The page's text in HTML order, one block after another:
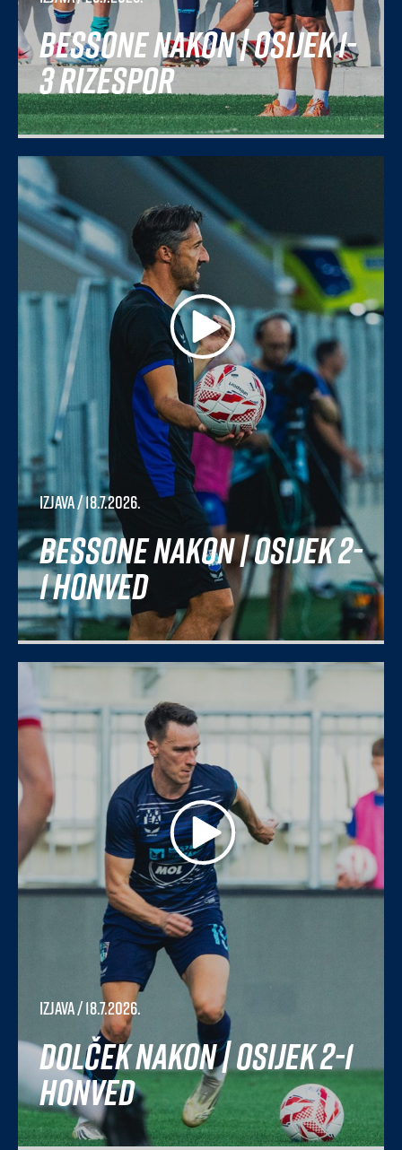
Bessone nakon | Osijek 1-
3 Rizespor
Izjava/ 18.7.2026.
Bessone nakon | Osijek 2-
1 Honved
Izjava/ 18.7.2026.
Dolček nakon | Osijek 2-1
Honved